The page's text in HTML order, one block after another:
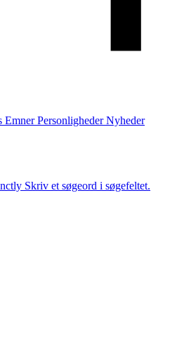
Emner Personligheder Nyheder
Skriv et søgeord i søgefeltet.